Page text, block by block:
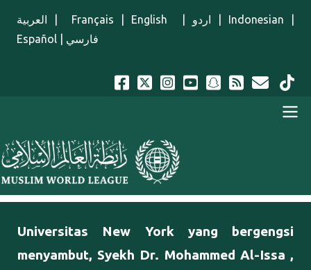
العربية
Français English اردو Indonesian
Español
فارسي
Menu Indonesian
Universitas New York yang bergengsi
menyambut, Syekh Dr. Mohammed Al-Issa ,